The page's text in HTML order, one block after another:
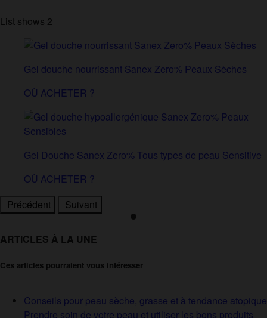
List shows 2
Gel douche nourrissant Sanex Zero% Peaux Sèches
OÙ ACHETER ?
Gel Douche Sanex Zero% Tous types de peau Sensitive
OÙ ACHETER ?
Précédent
Suivant
ARTICLES À LA UNE
Ces articles pourraient vous intéresser
Conseils pour peau sèche, grasse et à tendance atopique
Prendre soin de votre peau et utiliser les bons produits